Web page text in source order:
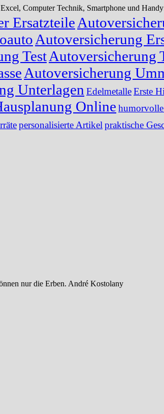
Computer Technik, Smartphone und
Ersatzteile
Autoversicherung
TestAutoversicherung
Autoversicherung
Unterlagen EdelmetalleErste
Online
personalisierte Artikel praktische
nur die Erben. André Kostolany